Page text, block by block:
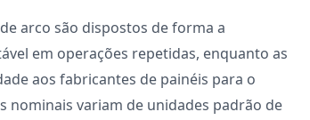
arco são dispostos de forma a
em operações repetidas, enquanto as
aos fabricantes de painéis para o
nominais variam de unidades padrão de